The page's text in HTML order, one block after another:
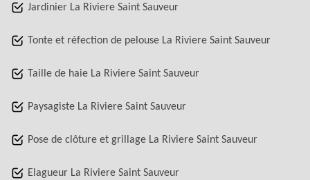
Jardinier La Riviere Saint Sauveur
Tonte et réfection de pelouse La Riviere Saint Sauveur
Taille de haie La Riviere Saint Sauveur
Paysagiste La Riviere Saint Sauveur
Pose de clôture et grillage La Riviere Saint Sauveur
Elagueur La Riviere Saint Sauveur